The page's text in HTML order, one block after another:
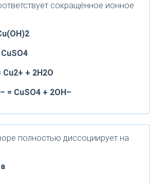
сокращённое ионное
Cu2+ + 2H2O
= CuSO4 + 2OH–
полностью диссоциирует на